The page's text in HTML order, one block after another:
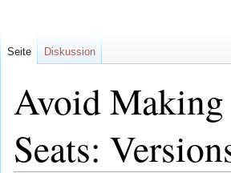
Avoid Making
Seats:
Seite Diskussion